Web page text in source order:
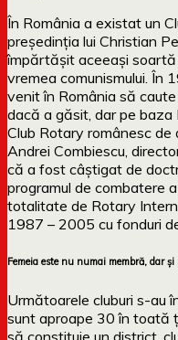
În România a existat un
președinția lui Christian
împărtășit aceeași soartă
vremea comunismului. În
venit în România să
dacă a găsit, dar pe
Club Rotary românesc de
Andrei Combiescu,
că a fost câștigat de
programul de combatere
totalitate de Rotary
1987 – 2005 cu fonduri
Femeia este nu numai membră, dar
Următoarele cluburi s-au
sunt aproape 30 în toată